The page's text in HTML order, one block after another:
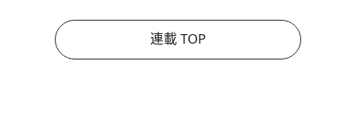
連載 TOP